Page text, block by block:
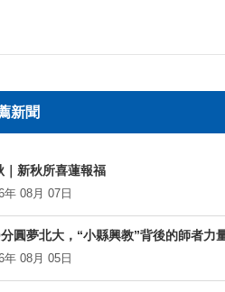
新聞
｜新秋所喜蓮報福
年 08月 07日
圓夢北大，“小縣興教”背後的師者力
年 08月 05日